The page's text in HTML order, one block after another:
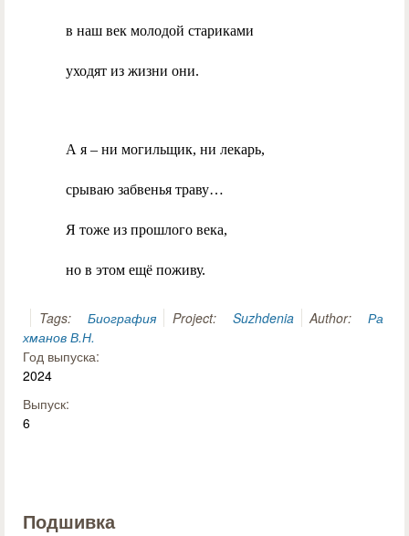
в наш век молодой стариками
уходят из жизни они.
А я – ни могильщик, ни лекарь,
срываю забвенья траву…
Я тоже из прошлого века,
но в этом ещё поживу.
Tags: Биография Project: Suzhdenia Author:
Ра
хманов В.Н.
Год выпуска:
2024
Выпуск:
6
Подшивка